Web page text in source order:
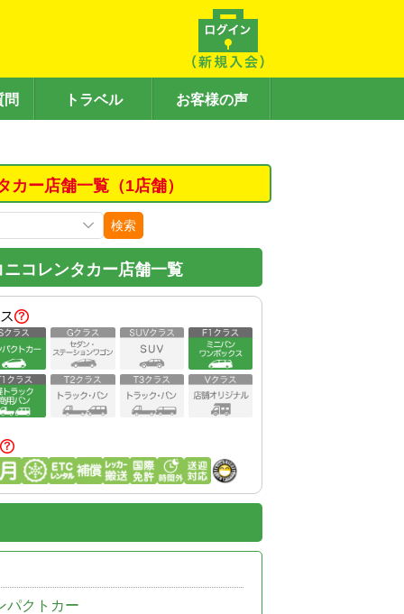
問 トラベル お客様の声
ー店舗一覧（1店舗）
検索
コレンタカー店舗一覧
パクトカー